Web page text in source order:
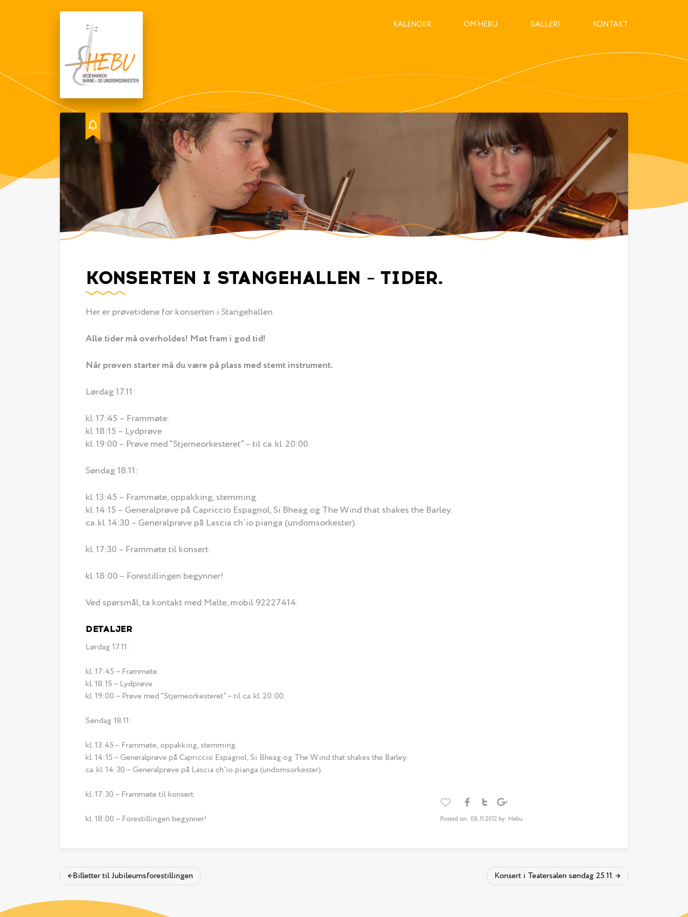
KALENDER OM HEBU GALLERI KONTAKT
KONSERTEN I STANGEHALLEN – TIDER.
Her er prøvetidene for konserten i Stangehallen.
Alle tider må overholdes! Møt fram i god tid!
Når prøven starter må du være på plass med stemt instrument.
Lørdag 17.11:
kl. 17:45 – Frammøte.
kl. 18:15 – Lydprøve
kl. 19:00 – Prøve med “Stjerneorkesteret” – til ca. kl. 20:00.
Søndag 18.11:
kl. 13:45 – Frammøte, oppakking, stemming.
kl. 14:15 – Generalprøve på Capriccio Espagnol, Si Bheag og The Wind that shakes the Barley.
ca. kl. 14:30 – Generalprøve på Lascia ch’io pianga (undomsorkester).
kl. 17:30 – Frammøte til konsert.
kl. 18:00 – Forestillingen begynner!
Ved spørsmål, ta kontakt med Malte, mobil 92227414.
DETALJER
Lørdag 17.11:
kl. 17:45 – Frammøte.
kl. 18:15 – Lydprøve
kl. 19:00 – Prøve med “Stjerneorkesteret” – til ca. kl. 20:00.
Søndag 18.11:
kl. 13:45 – Frammøte, oppakking, stemming.
kl. 14:15 – Generalprøve på Capriccio Espagnol, Si Bheag og The Wind that shakes the Barley.
ca. kl. 14:30 – Generalprøve på Lascia ch’io pianga (undomsorkester).
kl. 17:30 – Frammøte til konsert.
kl. 18:00 – Forestillingen begynner! Posted on: 08.11.2012 by: Hebu
Billetter til Jubileumsforestillingen Konsert i Teatersalen søndag 25.11.